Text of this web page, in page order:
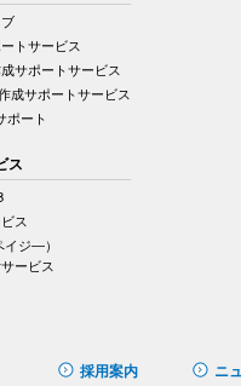
トサービス
サポートサービス
成サポートサービス
ポート
ス
ス
ジ―）
ービス
採用案内
ニ